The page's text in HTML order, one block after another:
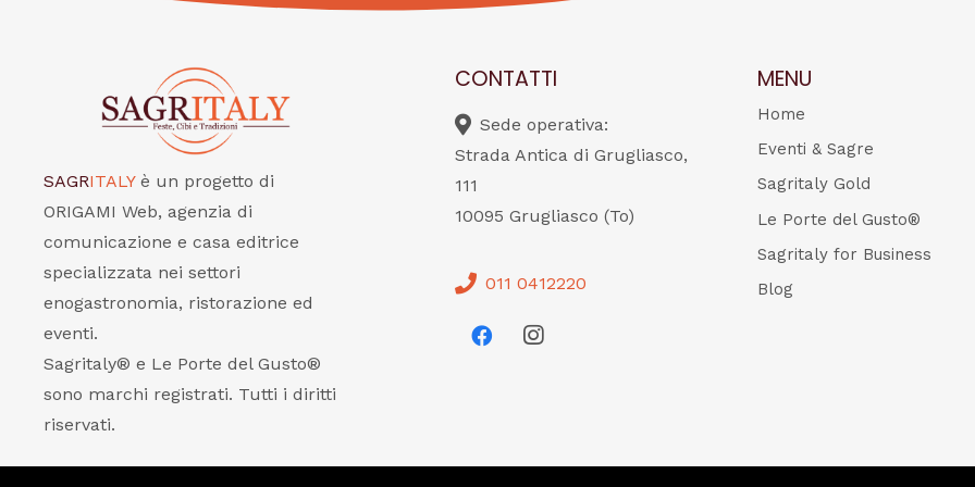
SAGRITALY è un progetto di
ORIGAMI Web, agenzia di
comunicazione e casa editrice
specializzata nei settori
enogastronomia, ristorazione ed
eventi.
Sagritaly® e Le Porte del Gusto®
sono marchi registrati. Tutti i diritti
riservati.
CONTATTI
Sede operativa:
Strada Antica di Grugliasco,
111
10095 Grugliasco (To)
011 0412220
MENU
Home
Eventi & Sagre
Sagritaly Gold
Le Porte del Gusto®
Sagritaly for Business
Blog